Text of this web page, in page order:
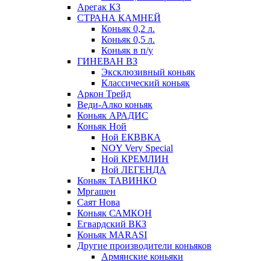
Арегак КЗ
СТРАНА КАМНЕЙ
Коньяк 0,2 л.
Коньяк 0,5 л.
Коньяк в п/у
ГИНЕВАН ВЗ
Эксклюзивный коньяк
Классический коньяк
Аркон Трейд
Веди-Алко коньяк
Коньяк АРАДИС
Коньяк Ной
Ной ЕКВВКА
NOY Very Special
Ной КРЕМЛИН
Ной ЛЕГЕНДА
Коньяк ТАВИНКО
Мргашен
Саят Нова
Коньяк САМКОН
Егвардский ВКЗ
Коньяк MARASI
Другие производители коньяков
Армянские коньяки